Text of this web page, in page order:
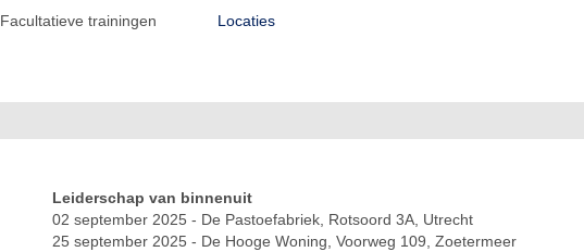
Facultatieve trainingen Locaties
Leiderschap van binnenuit
02 september 2025 - De Pastoefabriek, Rotsoord 3A, Utrecht
25 september 2025 - De Hooge Woning, Voorweg 109, Zoetermeer